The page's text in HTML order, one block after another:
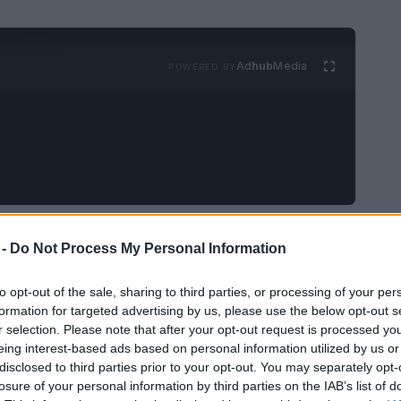
Do Not Process My Personal Information
opt-out of the sale, sharing to third parties, or processing of your
for targeted advertising by us, please use the below opt-out
selection. Please note that after your opt-out request is processed
interest-based ads based on personal information utilized by us
to third parties prior to your opt-out. You may separately
of your personal information by third parties on the IAB’s list of
AdhubMedia
rincón del mundo se ha convertido en el
gracias a la cercanía de sus
islasque parecen sacadas de un cuento,
está garantizada. Desde playas
una vida nocturna vibrante, la
cada visitante encuentre su rincón ideal. Así